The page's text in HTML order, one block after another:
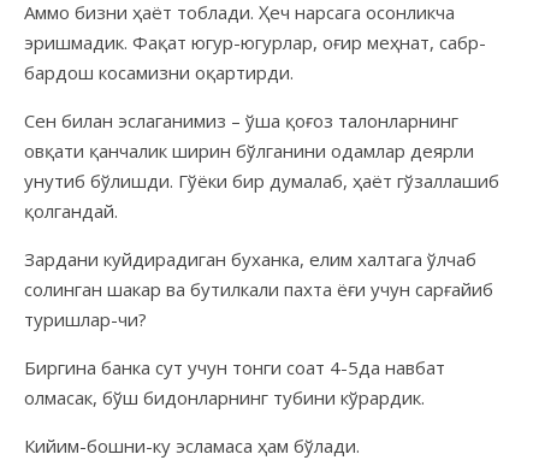
Аммо бизни ҳаёт тоблади. Ҳеч нарсага осонликча
эришмадик. Фақат югур-югурлар, оғир меҳнат, сабр-
бардош косамизни оқартирди.
Сен билан эслаганимиз – ўша қоғоз талонларнинг
овқати қанчалик ширин бўлганини одамлар деярли
унутиб бўлишди. Гўёки бир думалаб, ҳаёт гўзаллашиб
қолгандай.
Зардани куйдирадиган буханка, елим халтага ўлчаб
солинган шакар ва бутилкали пахта ёғи учун сарғайиб
туришлар-чи?
Биргина банка сут учун тонги соат 4-5да навбат
олмасак, бўш бидонларнинг тубини кўрардик.
Кийим-бошни-ку эсламаса ҳам бўлади.